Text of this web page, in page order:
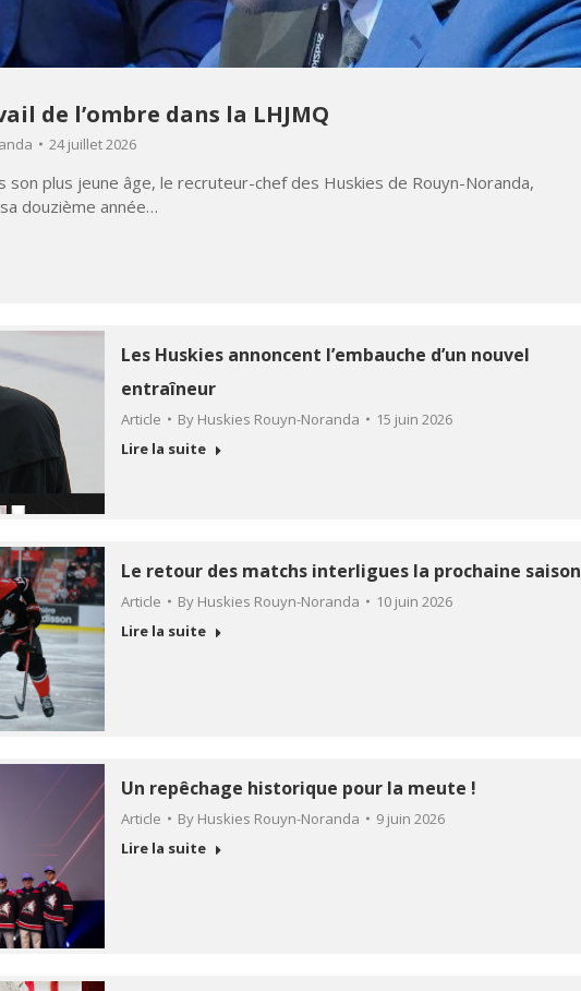
de l’ombre dans la LHJMQ
24 juillet 2026
son plus jeune âge, le recruteur-chef des Huskies de Rouyn-Noranda,
douzième année…
Les Huskies annoncent l’embauche d’un nouvel
entraîneur
Article By Huskies Rouyn-Noranda
15 juin 2026
Lire la suite
Le retour des matchs interligues la prochaine saison
Article By Huskies Rouyn-Noranda
10 juin 2026
Lire la suite
Un repêchage historique pour la meute !
Article By Huskies Rouyn-Noranda
9 juin 2026
Lire la suite